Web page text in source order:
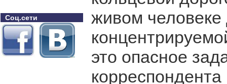
Соц.сети
живом человеке
это опасное